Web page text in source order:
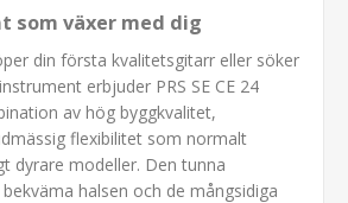
som växer med dig
din första kvalitetsgitarr eller söker
erbjuder PRS SE CE 24
av hög byggkvalitet,
flexibilitet som normalt
dyrare modeller. Den tunna
halsen och de mångsidiga